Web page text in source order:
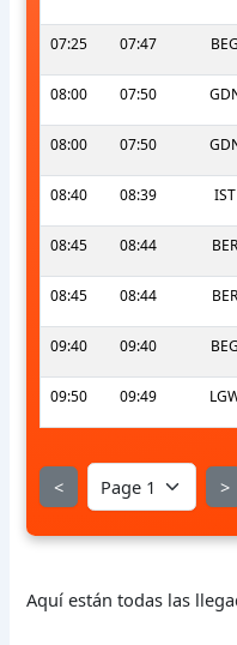
07:25 07:47 BEG
08:00 07:50
08:00 07:50
08:40 08:39 IST
08:45 08:44 BER
08:45 08:44 BER
09:40 09:40 BEG
09:50 09:49
< >
Aquí están todas las